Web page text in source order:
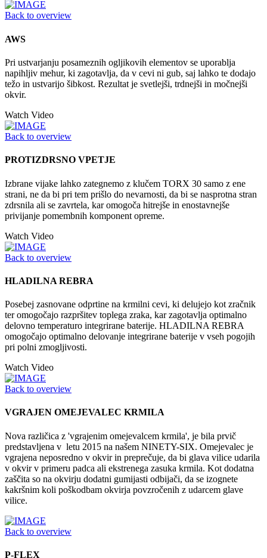
Back to overview
AWS
Pri ustvarjanju posameznih ogljikovih elementov se uporablja
napihljiv mehur, ki zagotavlja, da v cevi ni gub, saj lahko te dodajo
težo in ustvarijo šibkost. Rezultat je svetlejši, trdnejši in močnejši
okvir.
Watch Video
Back to overview
PROTIZDRSNO VPETJE
Izbrane vijake lahko zategnemo z klučem TORX 30 samo z ene
strani, ne da bi pri tem prišlo do nevarnosti, da bi se nasprotna stran
zdrsnila ali se zavrtela, kar omogoča hitrejše in enostavnejše
privijanje pomembnih komponent opreme.
Watch Video
Back to overview
HLADILNA REBRA
Posebej zasnovane odprtine na krmilni cevi, ki delujejo kot zračnik
ter omogočajo razpršitev toplega zraka, kar zagotavlja optimalno
delovno temperaturo integrirane baterije. HLADILNA REBRA
omogočajo optimalno delovanje integrirane baterije v vseh pogojih
pri polni zmogljivosti.
Watch Video
Back to overview
VGRAJEN OMEJEVALEC KRMILA
Nova različica z 'vgrajenim omejevalcem krmila', je bila prvič
predstavljena v letu 2015 na našem NINETY-SIX. Omejevalec je
vgrajena neposredno v okvir in preprečuje, da bi glava vilice udarila
v okvir v primeru padca ali ekstrenega zasuka krmila. Kot dodatna
zaščita so na okvirju dodatni gumijasti odbijači, da se izognete
kakršnim koli poškodbam okvirja povzročenih z udarcem glave
vilice.
Back to overview
P-FLEX